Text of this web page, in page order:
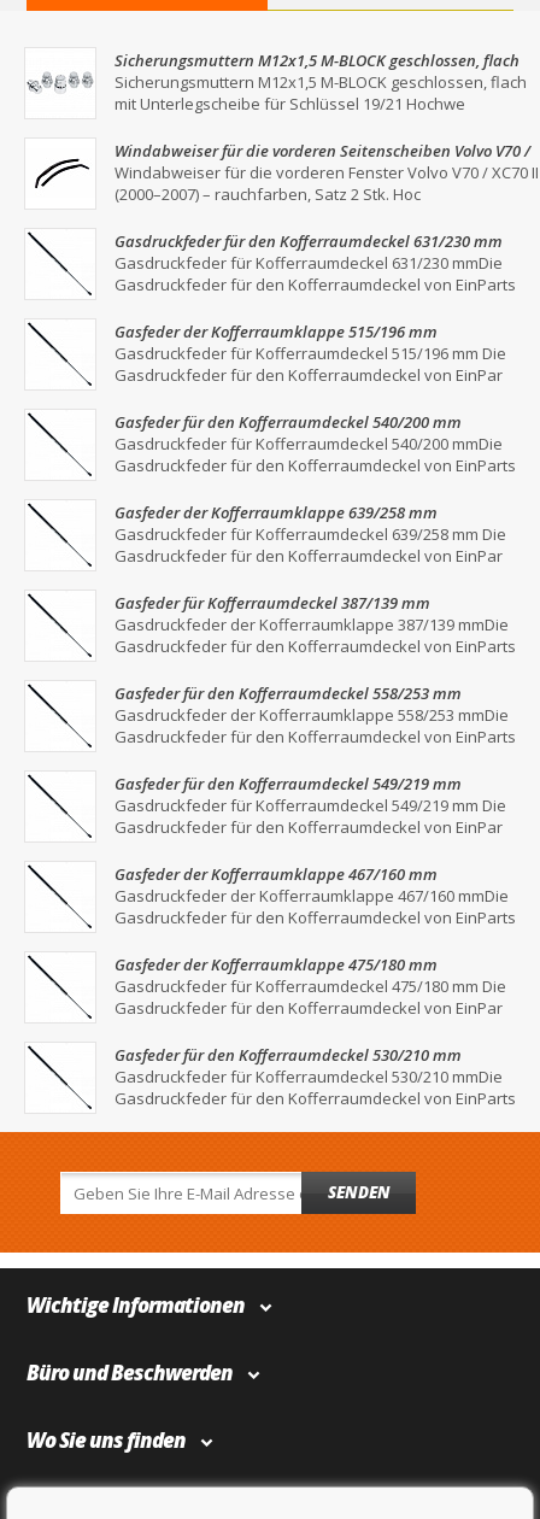
Sicherungsmuttern M12x1,5 M-BLOCK geschlossen, flach
mit Unterlegscheibe für Schlüssel 19/21
Sicherungsmuttern M12x1,5 M-BLOCK geschlossen, flach
mit Unterlegscheibe für Schlüssel 19/21 Hochwe
Windabweiser für die vorderen Seitenscheiben Volvo V70 /
XC70 II (2000–2007) – Rauchgrau, 2er-Set
Windabweiser für die vorderen Fenster Volvo V70 / XC70 II
(2000–2007) – rauchfarben, Satz 2 Stk. Hoc
Gasdruckfeder für den Kofferraumdeckel 631/230 mm
Gasdruckfeder für Kofferraumdeckel 631/230 mmDie
Gasdruckfeder für den Kofferraumdeckel von EinParts
Gasfeder der Kofferraumklappe 515/196 mm
Gasdruckfeder für Kofferraumdeckel 515/196 mm Die
Gasdruckfeder für den Kofferraumdeckel von EinPar
Gasfeder für den Kofferraumdeckel 540/200 mm
Gasdruckfeder für Kofferraumdeckel 540/200 mmDie
Gasdruckfeder für den Kofferraumdeckel von EinParts
Gasfeder der Kofferraumklappe 639/258 mm
Gasdruckfeder für Kofferraumdeckel 639/258 mm Die
Gasdruckfeder für den Kofferraumdeckel von EinPar
Gasfeder für Kofferraumdeckel 387/139 mm
Gasdruckfeder der Kofferraumklappe 387/139 mmDie
Gasdruckfeder für den Kofferraumdeckel von EinParts
Gasfeder für den Kofferraumdeckel 558/253 mm
Gasdruckfeder der Kofferraumklappe 558/253 mmDie
Gasdruckfeder für den Kofferraumdeckel von EinParts
Gasfeder für den Kofferraumdeckel 549/219 mm
Gasdruckfeder für Kofferraumdeckel 549/219 mm Die
Gasdruckfeder für den Kofferraumdeckel von EinPar
Gasfeder der Kofferraumklappe 467/160 mm
Gasdruckfeder der Kofferraumklappe 467/160 mmDie
Gasdruckfeder für den Kofferraumdeckel von EinParts
Gasfeder der Kofferraumklappe 475/180 mm
Gasdruckfeder für Kofferraumdeckel 475/180 mm Die
Gasdruckfeder für den Kofferraumdeckel von EinPar
Gasfeder für den Kofferraumdeckel 530/210 mm
Gasdruckfeder für Kofferraumdeckel 530/210 mmDie
Gasdruckfeder für den Kofferraumdeckel von EinParts
SENDEN
Wichtige Informationen
Büro und Beschwerden
Wo Sie uns finden